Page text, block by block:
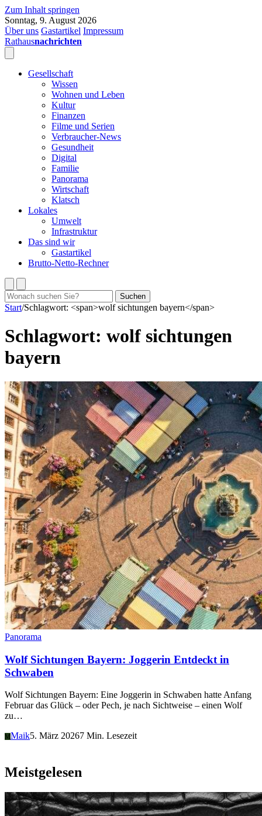
Zum Inhalt springen
Sonntag, 9. August 2026
Über uns Gastartikel Impressum
Rathausnachrichten
Gesellschaft
Wissen
Wohnen und Leben
Kultur
Finanzen
Filme und Serien
Verbraucher-News
Gesundheit
Digital
Familie
Panorama
Wirtschaft
Klatsch
Lokales
Umwelt
Infrastruktur
Das sind wir
Gastartikel
Brutto-Netto-Rechner
Suchen
nach:
Suchen
Start/Schlagwort: <span>wolf sichtungen bayern</span>
Schlagwort: wolf sichtungen
bayern
Panorama
Wolf Sichtungen Bayern: Joggerin Entdeckt in
Schwaben
Wolf Sichtungen Bayern: Eine Joggerin in Schwaben hatte Anfang
Februar das Glück – oder Pech, je nach Sichtweise – einen Wolf
zu…
M Maik5. März 20267 Min. Lesezeit
Meistgelesen